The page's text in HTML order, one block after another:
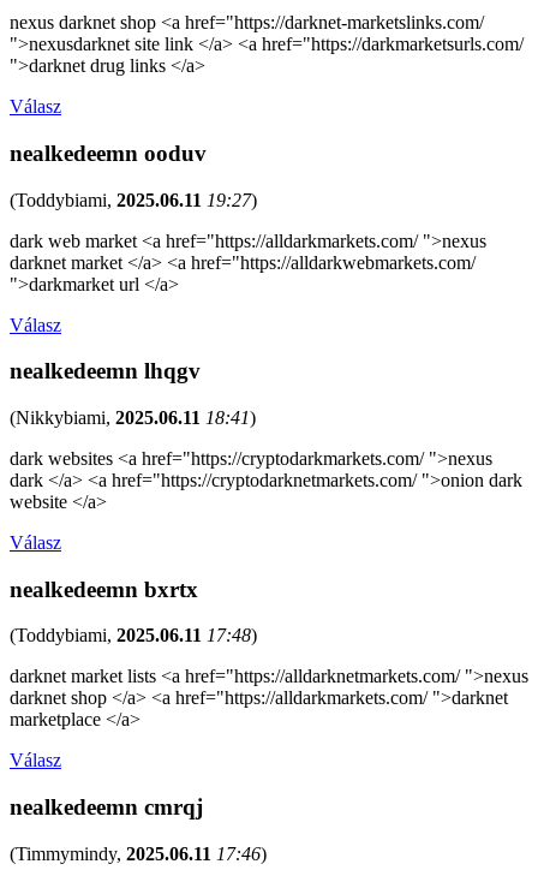
nexus darknet shop <a href="https://darknet-marketslinks.com/
">nexusdarknet site link </a> <a href="https://darkmarketsurls.com/
">darknet drug links </a>
Válasz
nealkedeemn ooduv
(Toddybiami, 2025.06.11 19:27)
dark web market <a href="https://alldarkmarkets.com/ ">nexus
darknet market </a> <a href="https://alldarkwebmarkets.com/
">darkmarket url </a>
Válasz
nealkedeemn lhqgv
(Nikkybiami, 2025.06.11 18:41)
dark websites <a href="https://cryptodarkmarkets.com/ ">nexus
dark </a> <a href="https://cryptodarknetmarkets.com/ ">onion dark
website </a>
Válasz
nealkedeemn bxrtx
(Toddybiami, 2025.06.11 17:48)
darknet market lists <a href="https://alldarknetmarkets.com/ ">nexus
darknet shop </a> <a href="https://alldarkmarkets.com/ ">darknet
marketplace </a>
Válasz
nealkedeemn cmrqj
(Timmymindy, 2025.06.11 17:46)